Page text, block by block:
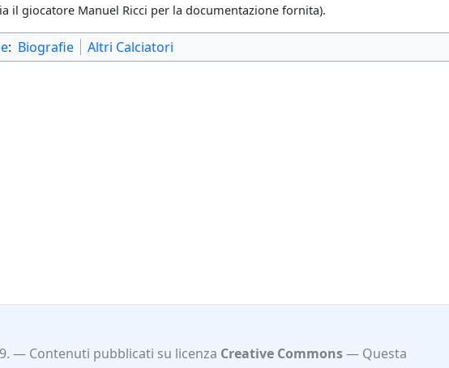
il giocatore Manuel Ricci per la documentazione fornita).
: Biografie Altri Calciatori
Contenuti pubblicati su licenza Creative Commons
Questa